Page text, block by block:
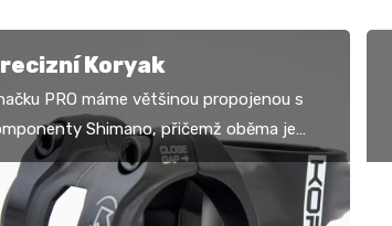
Koryak
PRO máme většinou propojenou s
Shimano, přičemž oběma je
maximální preciznost a dokonalá
To se týká také…